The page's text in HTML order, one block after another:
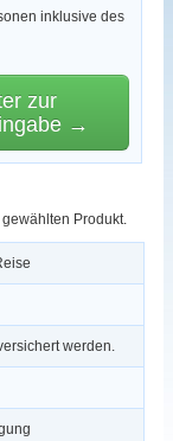
inklusive des
zur
→
Produkt.
werden.